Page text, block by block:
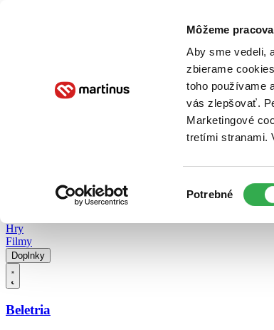
Môžeme
Aby sme vedeli,
zbierame
toho používame
vás zlepšovať.
Marketingové
tretími stranami.
súhlasu
Potrebné
Poukážky
Hry
Filmy
Doplnky
Beletria